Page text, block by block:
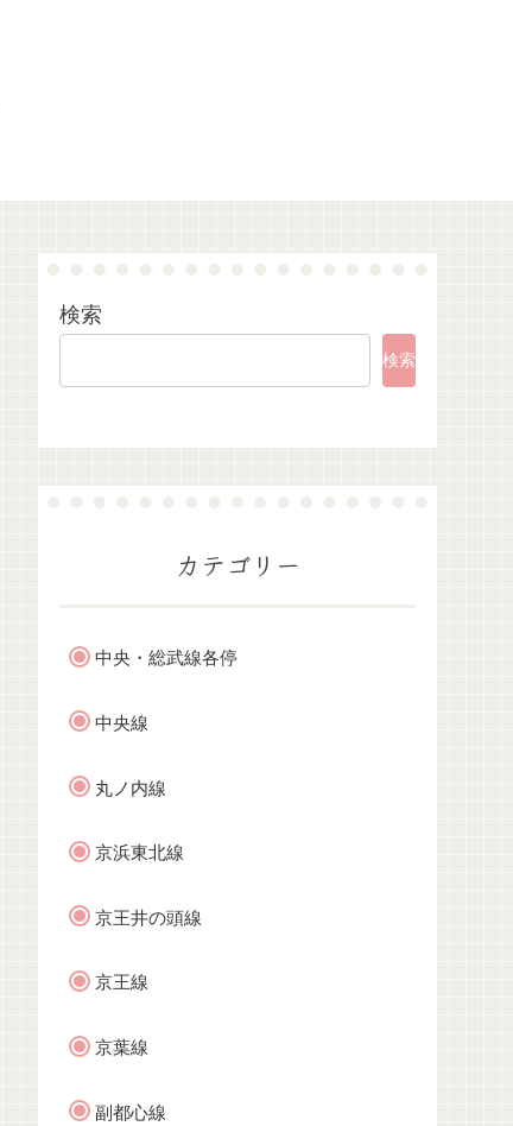
検索
検索
カテゴリー
中央・総武線各停
中央線
丸ノ内線
京浜東北線
京王井の頭線
京王線
京葉線
副都心線